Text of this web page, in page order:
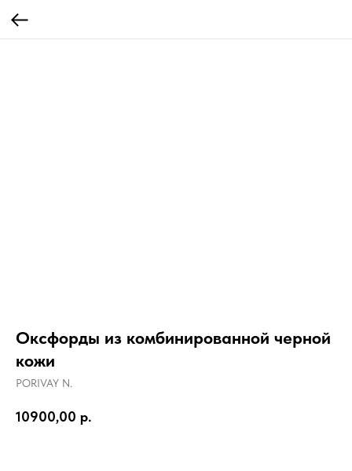
Оксфорды из комбинированной черной
кожи
PORIVAY N.
10900,00 р.